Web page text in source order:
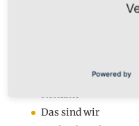
Anmeldung zum
Kontakt
Das sind wir
Powered by